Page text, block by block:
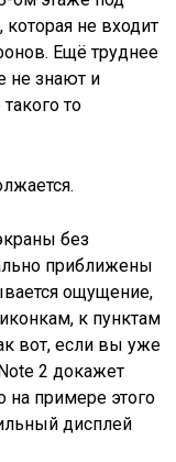
не входит
Ещё труднее
не знают и
то
без
приближены
ощущение,
к пунктам
вот, если вы уже
2 докажет
на примере этого
дисплей